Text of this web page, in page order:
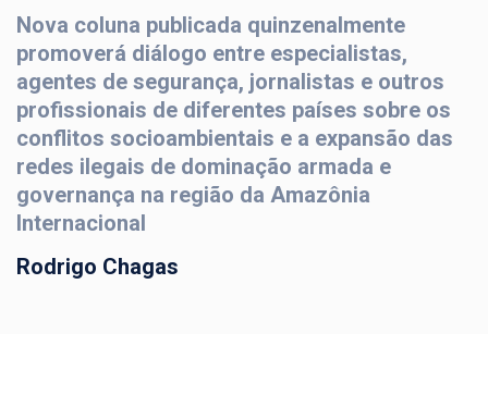
Nova coluna publicada quinzenalmente
promoverá diálogo entre especialistas,
agentes de segurança, jornalistas e outros
profissionais de diferentes países sobre os
conflitos socioambientais e a expansão das
redes ilegais de dominação armada e
governança na região da Amazônia
Internacional
Rodrigo Chagas